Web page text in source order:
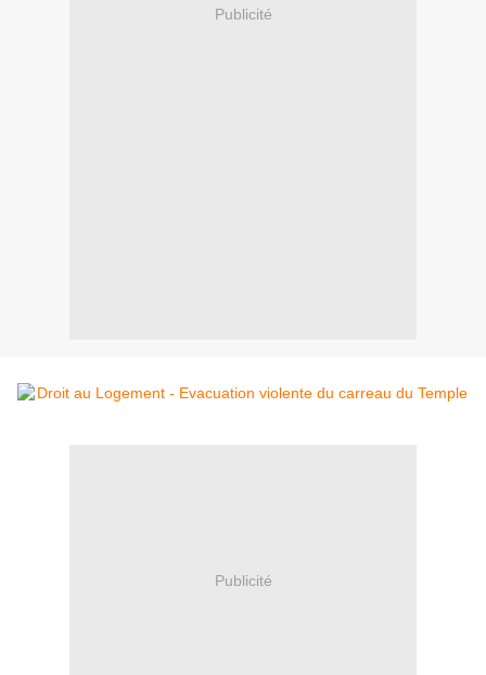
Publicité
Publicité